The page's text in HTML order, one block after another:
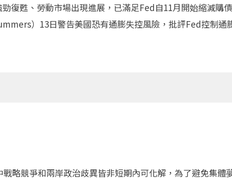
復甦、勞動市場出現進展，已滿足Fed自11月開始縮減購
）13日警告美國恐有通膨失控風險，批評Fed控制通
略競爭和兩岸政治歧異皆非短期內可化解，為了避免集體